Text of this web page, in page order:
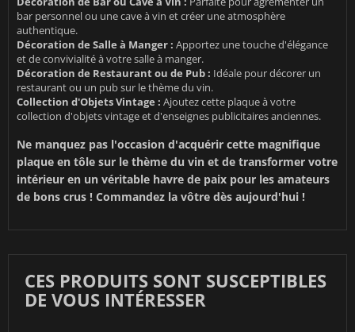
bar personnel ou une cave à vin et créer une atmosphère
authentique.
Décoration de Salle à Manger : Apportez une touche d'élégance
et de convivialité à votre salle à manger.
Décoration de Restaurant ou de Pub : Idéale pour décorer un
restaurant ou un pub sur le thème du vin.
Collection d'Objets Vintage : Ajoutez cette plaque à votre
collection d'objets vintage et d'enseignes publicitaires anciennes.
Ne manquez pas l'occasion d'acquérir cette magnifique
plaque en tôle sur le thème du vin et de transformer votre
intérieur en un véritable havre de paix pour les amateurs
de bons crus ! Commandez la vôtre dès aujourd'hui !
CES PRODUITS SONT SUSCEPTIBLES
DE VOUS INTÉRESSER